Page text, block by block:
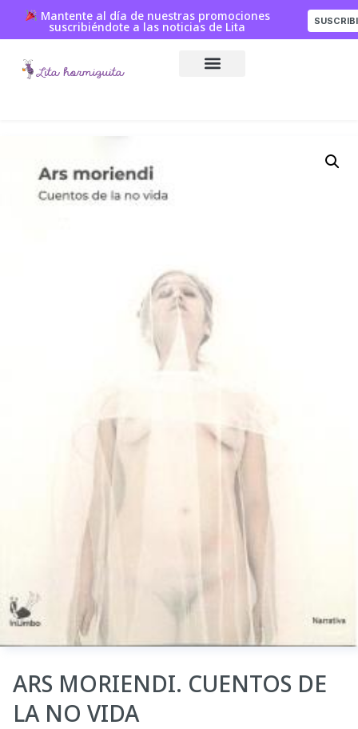
Mantente al día de nuestras promociones
suscribiéndote a las noticias de Lita
ARS MORIENDI. CUENTOS DE
LA NO VIDA